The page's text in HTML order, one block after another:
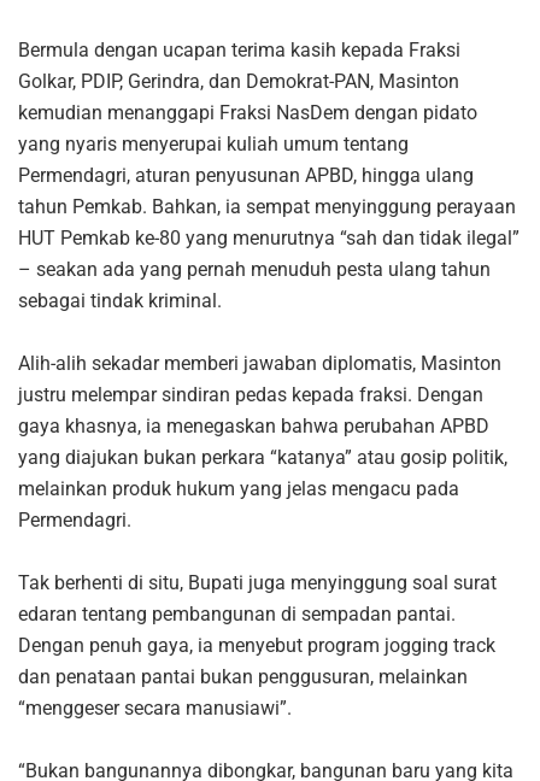
Bermula dengan ucapan terima kasih kepada Fraksi
Golkar, PDIP, Gerindra, dan Demokrat-PAN, Masinton
kemudian menanggapi Fraksi NasDem dengan pidato
yang nyaris menyerupai kuliah umum tentang
Permendagri, aturan penyusunan APBD, hingga ulang
tahun Pemkab. Bahkan, ia sempat menyinggung perayaan
HUT Pemkab ke-80 yang menurutnya “sah dan tidak ilegal”
– seakan ada yang pernah menuduh pesta ulang tahun
sebagai tindak kriminal.
Alih-alih sekadar memberi jawaban diplomatis, Masinton
justru melempar sindiran pedas kepada fraksi. Dengan
gaya khasnya, ia menegaskan bahwa perubahan APBD
yang diajukan bukan perkara “katanya” atau gosip politik,
melainkan produk hukum yang jelas mengacu pada
Permendagri.
Tak berhenti di situ, Bupati juga menyinggung soal surat
edaran tentang pembangunan di sempadan pantai.
Dengan penuh gaya, ia menyebut program jogging track
dan penataan pantai bukan penggusuran, melainkan
“menggeser secara manusiawi”.
“Bukan bangunannya dibongkar, bangunan baru yang kita